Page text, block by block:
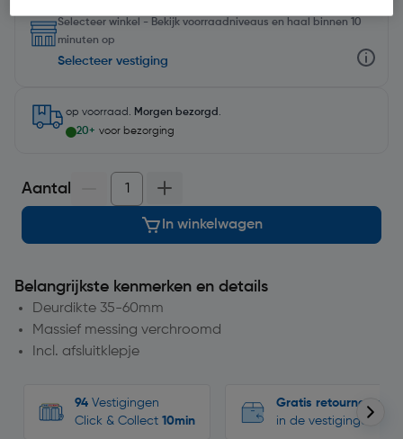
Selecteer winkel - Bekijk voorraadniveaus en haal binnen 10
minuten op
Selecteer vestiging
op voorraad. Morgen bezorgd .
20+ voor bezorging
Aantal
In winkelwagen
Belangrijkste kenmerken en details
Deurdikte 35-60mm
Massief messing verchroomd
Incl. afsluitklepje
94 Vestigingen
Click & Collect 10min
Gratis retourneren
in de vestigingen